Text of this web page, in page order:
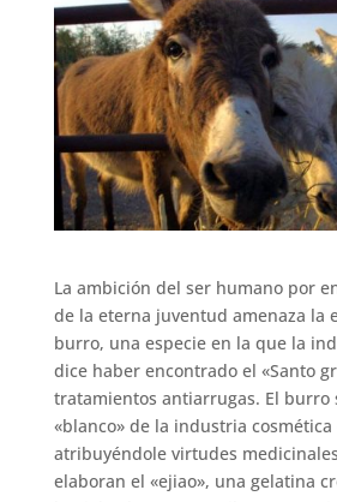
La ambición del ser humano por
de la eterna juventud amenaza la
burro, una especie en la que la
dice haber encontrado el «Santo
tratamientos antiarrugas. El burro
«blanco» de la industria cosmética
atribuyéndole virtudes
elaboran el «ejiao», una gelatina